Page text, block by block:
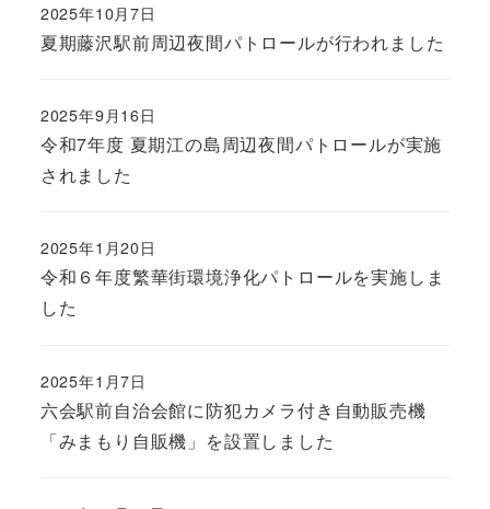
夏期藤沢駅前周辺夜間パトロールが行われました
2025年10月7日
令和7年度 夏期江の島周辺夜間パトロールが実施
されました
2025年9月16日
令和６年度繁華街環境浄化パトロールを実施しま
した
2025年1月20日
六会駅前自治会館に防犯カメラ付き自動販売機
「みまもり自販機」を設置しました
2025年1月7日